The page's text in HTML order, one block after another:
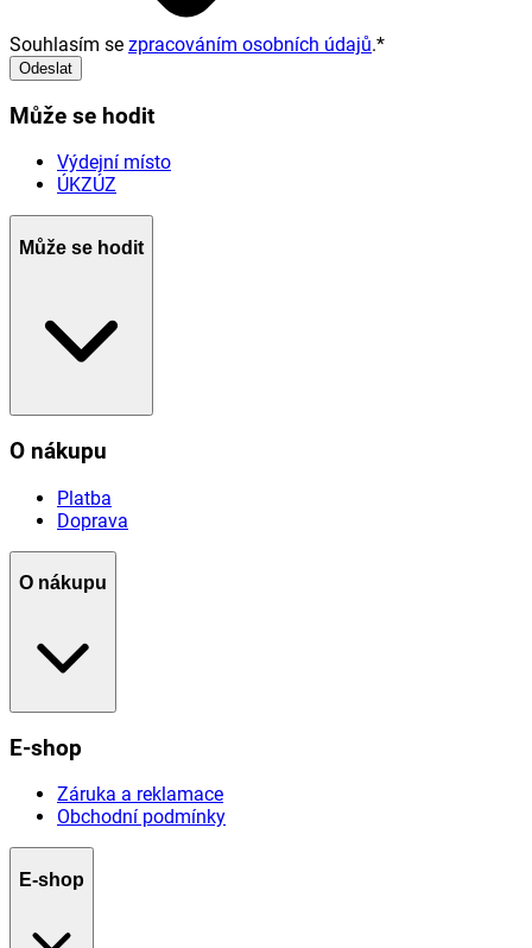
Souhlasím se zpracováním osobních údajů.*
Odeslat
Může se hodit
Výdejní místo
ÚKZÚZ
Může se hodit
O nákupu
Platba
Doprava
O nákupu
E-shop
Záruka a reklamace
Obchodní podmínky
E-shop